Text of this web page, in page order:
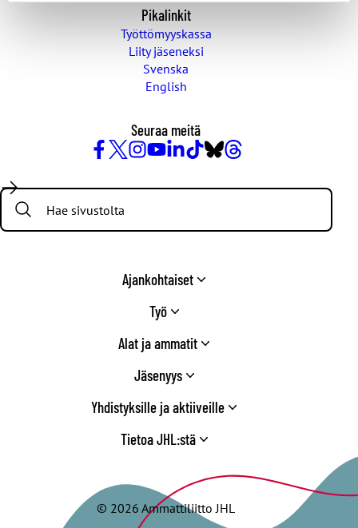
Pikalinkit
Työttömyyskassa
Liity jäseneksi
Svenska
English
Seuraa meitä
/
Twitter
Search:
Ajankohtaiset
Työ
Alat ja ammatit
Jäsenyys
Yhdistyksille ja aktiiveille
Tietoa JHL:stä
© 2026 Ammattiliitto JHL